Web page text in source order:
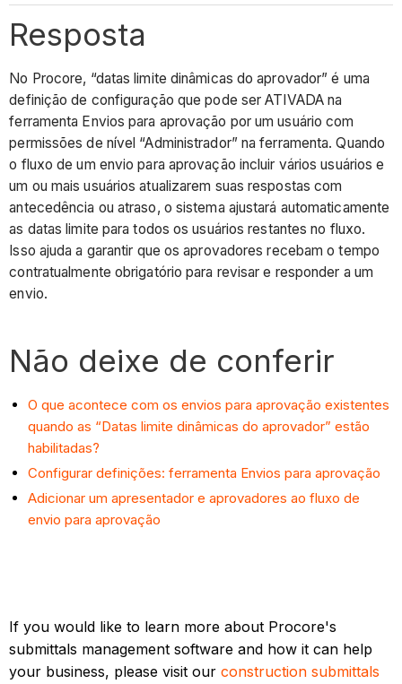
Resposta
No Procore, “datas limite dinâmicas do aprovador” é uma
definição de configuração que pode ser ATIVADA na
ferramenta Envios para aprovação por um usuário com
permissões de nível “Administrador” na ferramenta. Quando
o fluxo de um envio para aprovação incluir vários usuários e
um ou mais usuários atualizarem suas respostas com
antecedência ou atraso, o sistema ajustará automaticamente
as datas limite para todos os usuários restantes no fluxo.
Isso ajuda a garantir que os aprovadores recebam o tempo
contratualmente obrigatório para revisar e responder a um
envio.
Não deixe de conferir
O que acontece com os envios para aprovação existentes
quando as “Datas limite dinâmicas do aprovador” estão
habilitadas?
Configurar definições: ferramenta Envios para aprovação
Adicionar um apresentador e aprovadores ao fluxo de
envio para aprovação
If you would like to learn more about Procore's
submittals management software and how it can help
your business, please visit ourconstruction submittals